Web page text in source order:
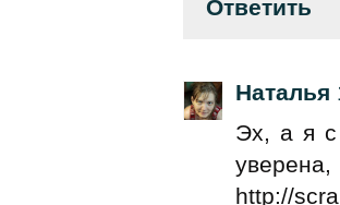
Ответить
Наталья
Эх, а я с
уверена,
http://